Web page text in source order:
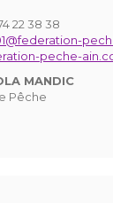
22 38 38
peche-
MANDIC
Pêche